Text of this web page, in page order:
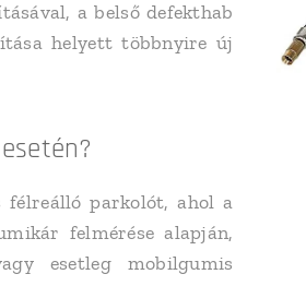
a belső defekthab
helyett többnyire új
félreálló parkolót, ahol a
felmérése alapján,
esetleg mobilgumis